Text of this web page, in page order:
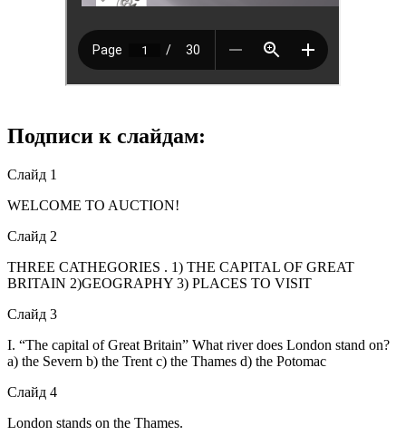
Подписи к слайдам:
Слайд 1
WELCOME TO AUCTION!
Слайд 2
THREE CATHEGORIES . 1) THE CAPITAL OF GREAT
BRITAIN 2)GEOGRAPHY 3) PLACES TO VISIT
Слайд 3
I. “The capital of Great Britain” What river does London stand on?
a) the Severn b) the Trent c) the Thames d) the Potomac
Слайд 4
London stands on the Thames.